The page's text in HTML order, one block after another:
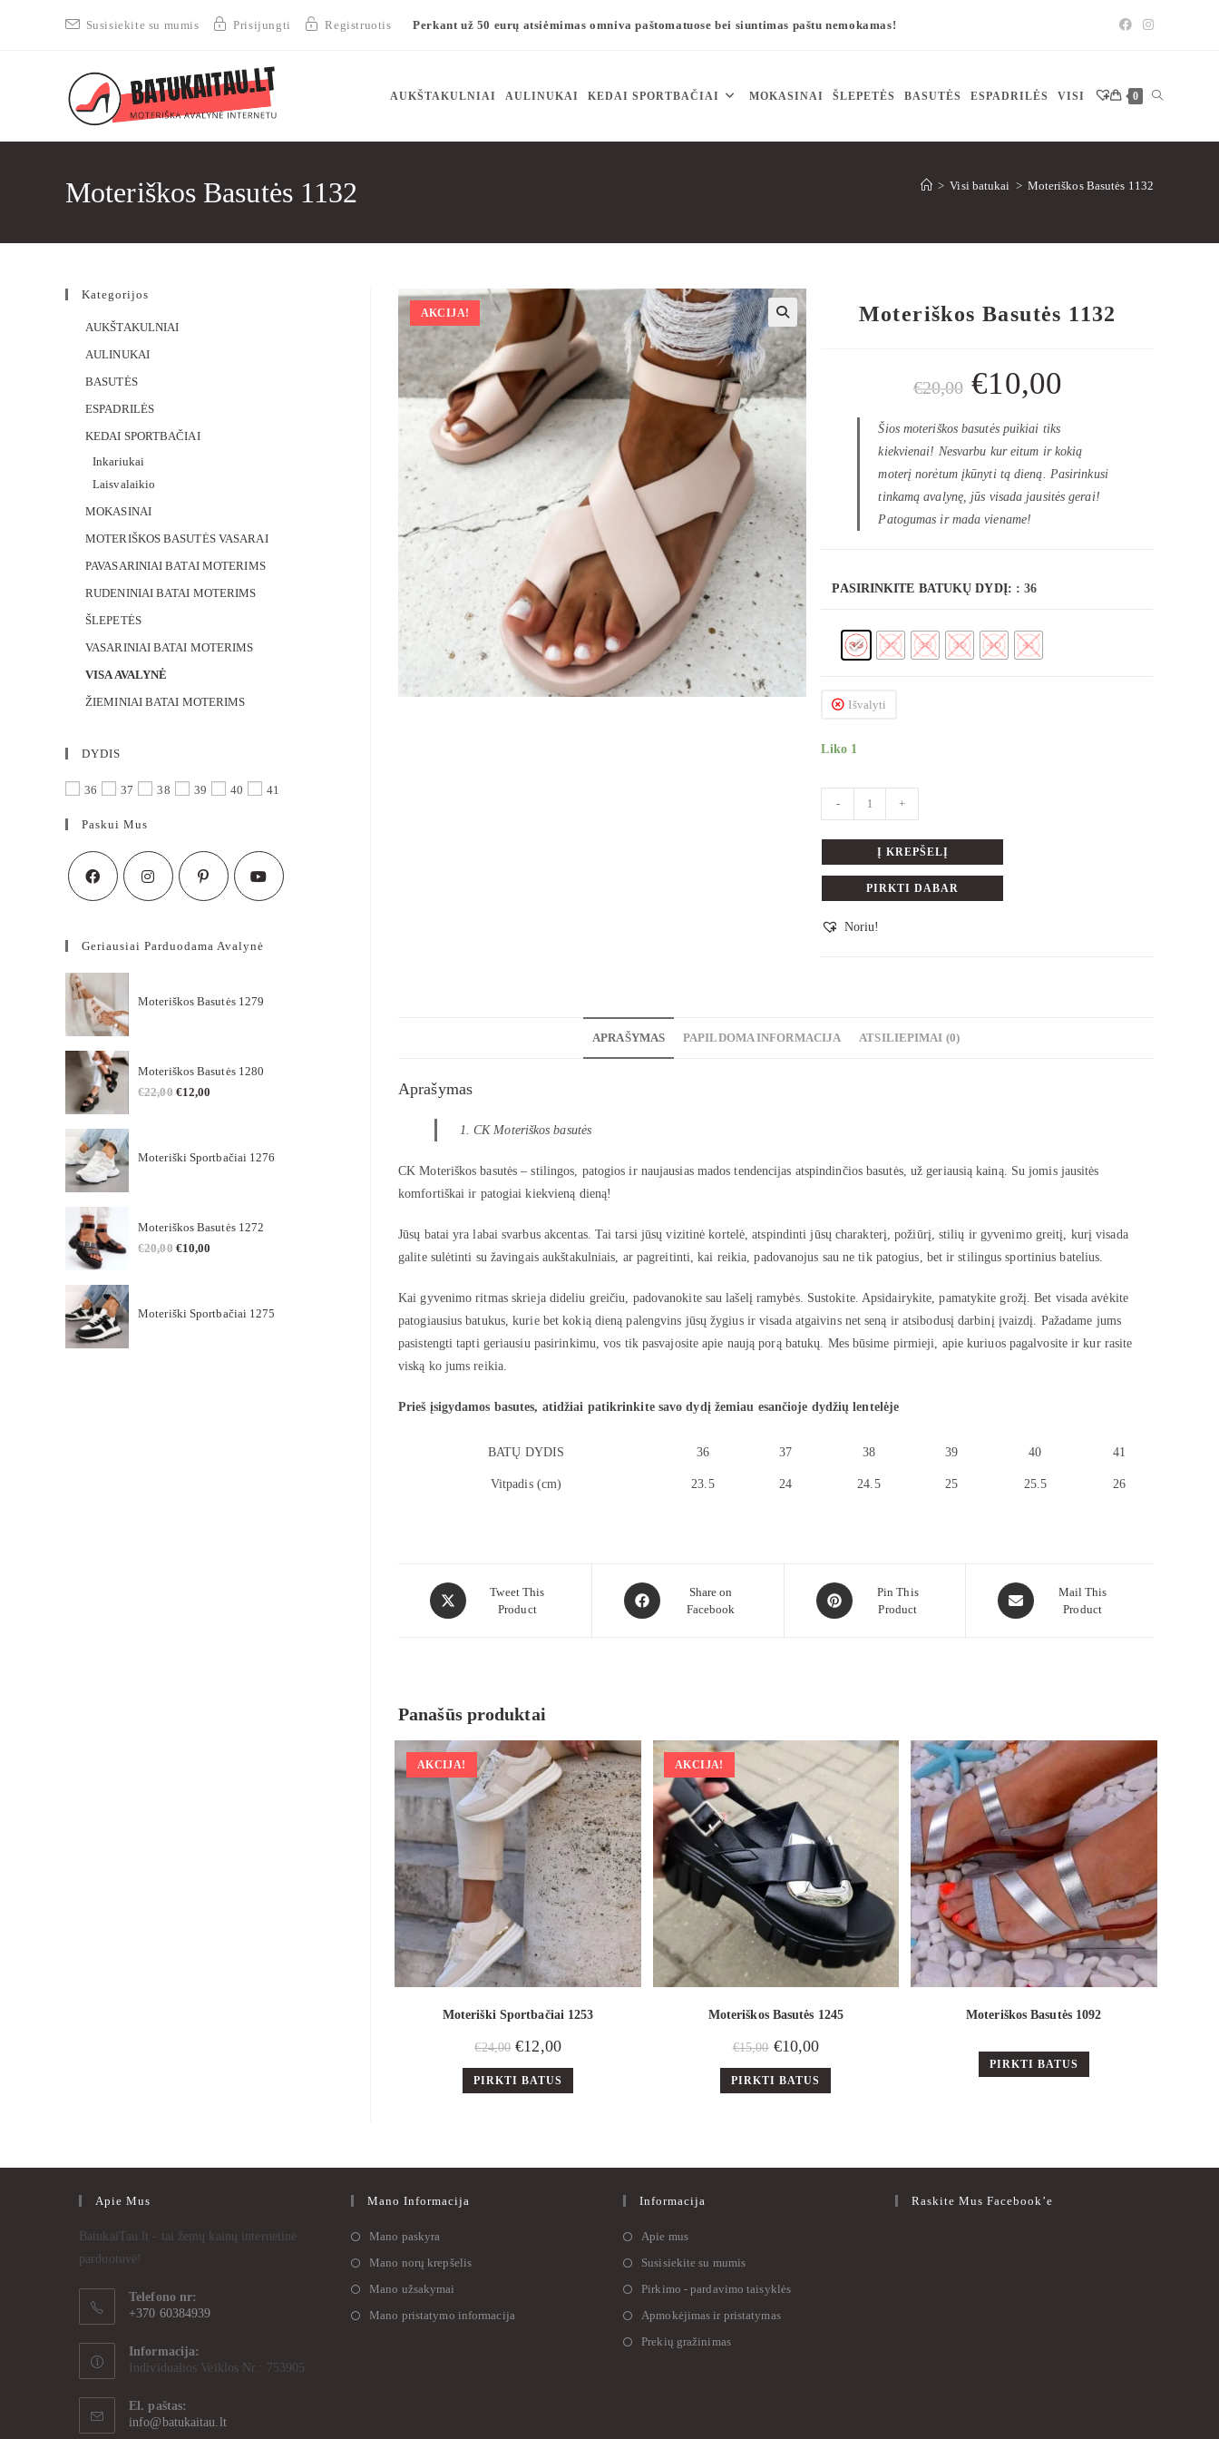
Susisiekite su mumis Prisijungti Registruotis Perkant už 50 eurų atsiėmimas omniva paštomatuose bei siuntimas paštu nemokamas!
AUKŠTAKULNIAI AULINUKAI KEDAI SPORTBAČIAI MOKASINAI ŠLEPETĖS BASUTĖS ESPADRILĖS VISI 0
Moteriškos Basutės 1132 > Visi batukai > Moteriškos Basutės 1132
AKCIJA!
🔍
Moteriškos Basutės 1132
€20,00 €10,00
Šios moteriškos basutės puikiai tiks
kiekvienai! Nesvarbu kur eitum ir kokią
moterį norėtum įkūnyti tą dieną. Pasirinkusi
tinkamą avalynę, jūs visada jausitės gerai!
Patogumas ir mada viename!
PASIRINKITE BATUKŲ DYDĮ: : 36
Išvalyti
Liko 1
- +
Į KREPŠELĮ
PIRKTI DABAR
Noriu!
APRAŠYMAS PAPILDOMA INFORMACIJA ATSILIEPIMAI (0)
Aprašymas
CK Moteriškos basutės
CK Moteriškos basutės – stilingos, patogios ir naujausias mados tendencijas atspindinčios basutės, už geriausią kainą. Su jomis jausitės
komfortiškai ir patogiai kiekvieną dieną!
Jūsų batai yra labai svarbus akcentas. Tai tarsi jūsų vizitinė kortelė, atspindinti jūsų charakterį, požiūrį, stilių ir gyvenimo greitį, kurį visada
galite sulėtinti su žavingais aukštakulniais, ar pagreitinti, kai reikia, padovanojus sau ne tik patogius, bet ir stilingus sportinius batelius.
Kai gyvenimo ritmas skrieja dideliu greičiu, padovanokite sau lašelį ramybės. Sustokite. Apsidairykite, pamatykite grožį. Bet visada avėkite
patogiausius batukus, kurie bet kokią dieną palengvins jūsų žygius ir visada atgaivins net seną ir atsibodusį darbinį įvaizdį. Pažadame jums
pasistengti tapti geriausiu pasirinkimu, vos tik pasvajosite apie naują porą batukų. Mes būsime pirmieji, apie kuriuos pagalvosite ir kur rasite
viską ko jums reikia.
Prieš įsigydamos basutes, atidžiai patikrinkite savo dydį žemiau esančioje dydžių lentelėje
BATŲ DYDIS 36 37 38 39 40 41
Vitpadis (cm) 23.5 24 24.5 25 25.5 26
Tweet This
Product
Share on
Facebook
Pin This
Product
Mail This
Product
Panašūs produktai
AKCIJA!
Moteriški Sportbačiai 1253
€24,00 €12,00
PIRKTI BATUS
AKCIJA!
Moteriškos Basutės 1245
€15,00 €10,00
PIRKTI BATUS
Moteriškos Basutės 1092
PIRKTI BATUS
Kategorijos
AUKŠTAKULNIAI
AULINUKAI
BASUTĖS
ESPADRILĖS
KEDAI SPORTBAČIAI
Inkariukai
Laisvalaikio
MOKASINAI
MOTERIŠKOS BASUTĖS VASARAI
PAVASARINIAI BATAI MOTERIMS
RUDENINIAI BATAI MOTERIMS
ŠLEPETĖS
VASARINIAI BATAI MOTERIMS
VISA AVALYNĖ
ŽIEMINIAI BATAI MOTERIMS
DYDIS
36 37 38 39 40 41
Paskui Mus
Geriausiai Parduodama Avalynė
Moteriškos Basutės 1279
Moteriškos Basutės 1280
€22,00 €12,00
Moteriški Sportbačiai 1276
Moteriškos Basutės 1272
€20,00 €10,00
Moteriški Sportbačiai 1275
Apie Mus
BatukaiTau.lt - tai žemų kainų internetinė
parduotuvė!
Telefono nr:
+370 60384939
Informacija:
Individualios Veiklos Nr.: 753905
El. paštas:
info@batukaitau.lt
Mano Informacija
Mano paskyra
Mano norų krepšelis
Mano užsakymai
Mano pristatymo informacija
Informacija
Apie mus
Susisiekite su mumis
Pirkimo - pardavimo taisyklės
Apmokėjimas ir pristatymas
Prekių gražinimas
Raskite Mus Facebook’e